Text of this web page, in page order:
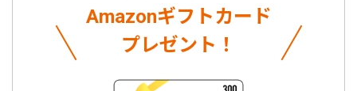
Amazonギフトカード
プレゼント！